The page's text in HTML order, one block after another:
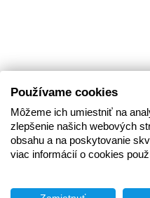
Používame cookies
Môžeme ich umiestniť na
zlepšenie našich webových
obsahu a na poskytovanie
viac informácií o cookies